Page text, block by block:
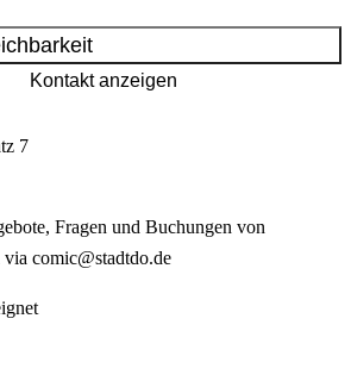
Kontakt anzeigen
7
Fragen und Buchungen von
comic@stadtdo.de